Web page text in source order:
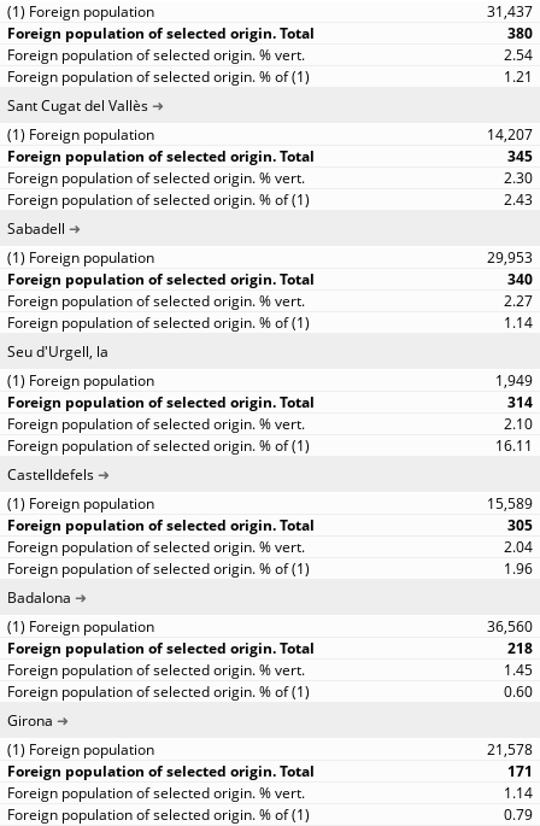
31,437
380
2.54
1.21
Sant Cugat del Vallès
14,207
345
2.30
2.43
Sabadell
29,953
340
2.27
1.14
Seu d'Urgell, la
1,949
314
2.10
16.11
Castelldefels
15,589
305
2.04
1.96
Badalona
36,560
218
1.45
0.60
Girona
21,578
171
1.14
0.79